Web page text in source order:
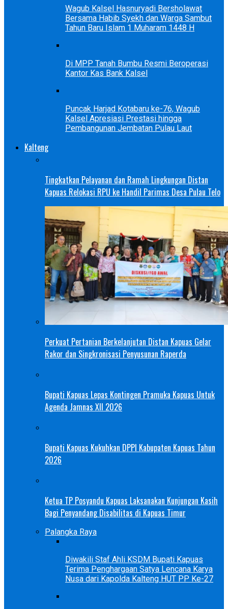
Wagub Kalsel Hasnuryadi Bersholawat
Bersama Habib Syekh dan Warga Sambut
Tahun Baru Islam 1 Muharam 1448 H
Di MPP Tanah Bumbu Resmi Beroperasi
Kantor Kas Bank Kalsel
Puncak Harjad Kotabaru ke-76, Wagub
Kalsel Apresiasi Prestasi hingga
Pembangunan Jembatan Pulau Laut
Kalteng
Tingkatkan Pelayanan dan Ramah Lingkungan Distan
Kapuas Relokasi RPU ke Handil Parimas Desa Pulau Telo
Perkuat Pertanian Berkelanjutan Distan Kapuas Gelar
Rakor dan Singkronisasi Penyusunan Raperda
Bupati Kapuas Lepas Kontingen Pramuka Kapuas Untuk
Agenda Jamnas XII 2026
Bupati Kapuas Kukuhkan DPPI Kabupaten Kapuas Tahun
2026
Ketua TP Posyandu Kapuas Laksanakan Kunjungan Kasih
Bagi Penyandang Disabilitas di Kapuas Timur
Palangka Raya
Diwakili Staf Ahli KSDM Bupati Kapuas
Terima Penghargaan Satya Lencana Karya
Nusa dari Kapolda Kalteng HUT PP Ke-27